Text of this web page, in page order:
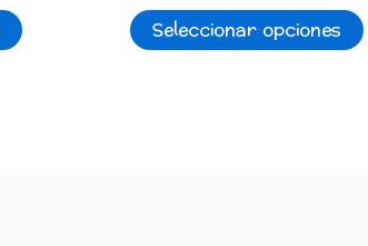
Seleccionar opciones